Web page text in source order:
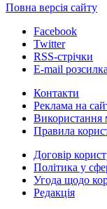
Повна версія сайту
Facebook
Twitter
RSS-стрічки
E-mail розсилка
Контакти
Реклама на
Використання
Правила
Договір
Політика у
Угода щодо
Редакція